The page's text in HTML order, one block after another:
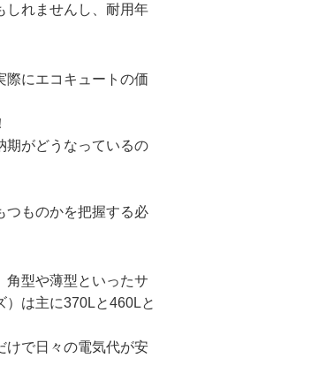
しれませんし、耐用年
際にエコキュートの価
期がどうなっているの
つものかを把握する必
角型や薄型といったサ
）は主に370Lと460Lと
けで日々の電気代が安